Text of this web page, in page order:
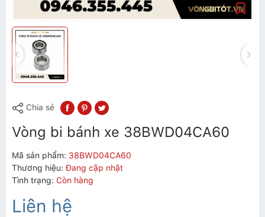
Chia sẻ
Vòng bi bánh xe 38BWD04CA60
Mã sản phẩm: 38BWD04CA60
Thương hiệu: Đang cập nhật
Tình trạng: Còn hàng
Liên hệ